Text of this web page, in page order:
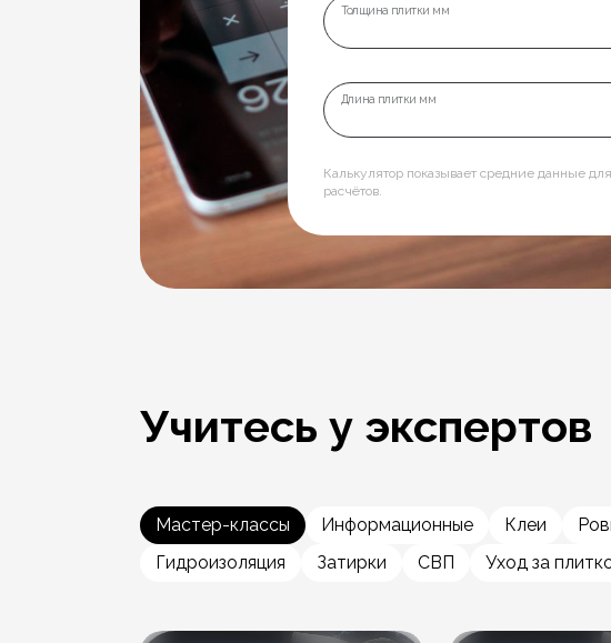
Толщина плитки мм
Длина плитки мм
Калькулятор показывает средние данные
расчётов.
Учитесь у экспертов
Мастер-классы Информационные Клеи
Гидроизоляция
Затирки СВП Уход за